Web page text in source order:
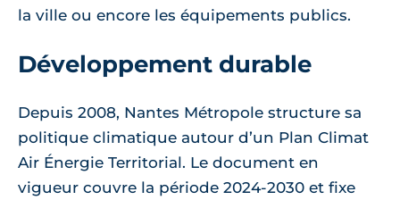
la ville ou encore les équipements publics.
Développement durable
Depuis 2008, Nantes Métropole structure sa
politique climatique autour d’un Plan Climat
Air Énergie Territorial. Le document en
vigueur couvre la période 2024-2030 et fixe